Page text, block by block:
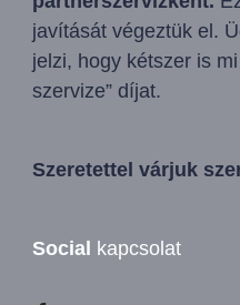
javítását végeztük el.
jelzi, hogy kétszer is
szervize” díjat.
Szeretettel várjuk
Social kapcsolat